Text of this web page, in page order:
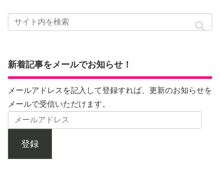
新着記事をメールでお知らせ！
メールアドレスを記入して登録すれば、更新のお知らせを
メールで受信いただけます。
登録